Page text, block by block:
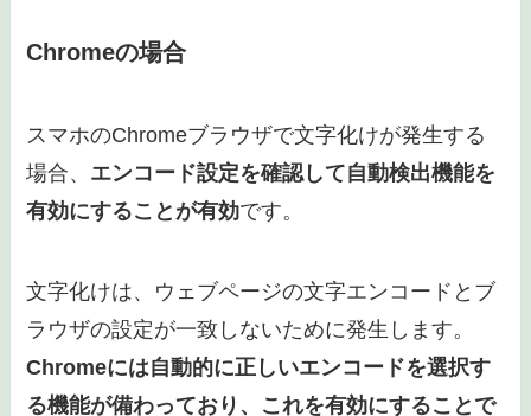
Chromeの場合
スマホのChromeブラウザで文字化けが発生する
場合、 エンコード設定を確認して自動検出機能を
有効にすることが有効です。
文字化けは、ウェブページの文字エンコードとブ
ラウザの設定が一致しないために発生します。
Chromeには自動的に正しいエンコードを選択す
る機能が備わっており、これを有効にすることで